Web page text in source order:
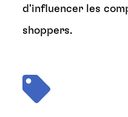
d'influencer les
shoppers.